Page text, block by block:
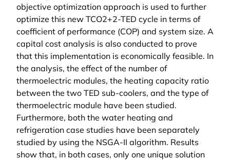
objective optimization approach is used to further
optimize this new TCO2+2-TED cycle in terms of
coefficient of performance (COP) and system size. A
capital cost analysis is also conducted to prove
that this implementation is economically feasible. In
the analysis, the effect of the number of
thermoelectric modules, the heating capacity ratio
between the two TED sub-coolers, and the type of
thermoelectric module have been studied.
Furthermore, both the water heating and
refrigeration case studies have been separately
studied by using the NSGA-II algorithm. Results
show that, in both cases, only one unique solution